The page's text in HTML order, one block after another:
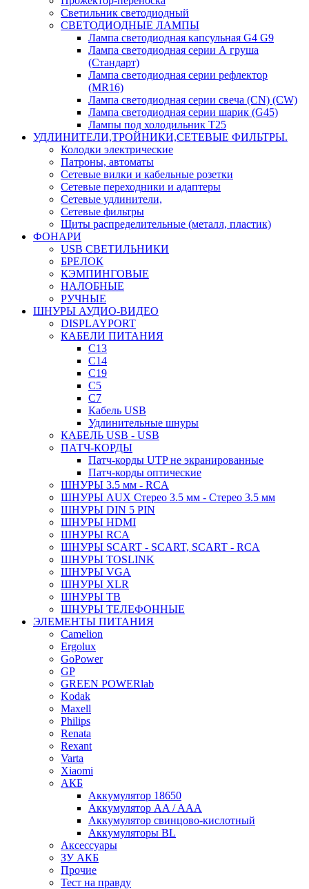
Светильник светодиодный
СВЕТОДИОДНЫЕ ЛАМПЫ
Лампа светодиодная капсульная G4 G9
Лампа светодиодная серии А груша
(Стандарт)
Лампа светодиодная серии рефлектор
(MR16)
Лампа светодиодная серии свеча (CN) (CW)
Лампа светодиодная серии шарик (G45)
Лампы под холодильник T25
УДЛИНИТЕЛИ,ТРОЙНИКИ,СЕТЕВЫЕ ФИЛЬТРЫ.
Колодки электрические
Патроны, автоматы
Сетевые вилки и кабельные розетки
Сетевые переходники и адаптеры
Сетевые удлинители,
Сетевые фильтры
Щиты распределительные (металл, пластик)
ФОНАРИ
USB СВЕТИЛЬНИКИ
БРЕЛОК
КЭМПИНГОВЫЕ
НАЛОБНЫЕ
РУЧНЫЕ
ШНУРЫ АУДИО-ВИДЕО
DISPLAYPORT
КАБЕЛИ ПИТАНИЯ
C13
C14
C19
C5
C7
Кабель USB
Удлинительные шнуры
КАБЕЛЬ USB - USB
ПАТЧ-КОРДЫ
Патч-корды UTP не экранированные
Патч-корды оптические
ШНУРЫ 3.5 мм - RCA
ШНУРЫ AUX Стерео 3.5 мм - Стерео 3.5 мм
ШНУРЫ DIN 5 PIN
ШНУРЫ HDMI
ШНУРЫ RCA
ШНУРЫ SCART - SCART, SCART - RCA
ШНУРЫ TOSLINK
ШНУРЫ VGA
ШНУРЫ XLR
ШНУРЫ ТВ
ШНУРЫ ТЕЛЕФОННЫЕ
ЭЛЕМЕНТЫ ПИТАНИЯ
Camelion
Ergolux
GoPower
GP
GREEN POWERlab
Kodak
Maxell
Philips
Renata
Rexant
Varta
Xiaomi
АКБ
Аккумулятор 18650
Аккумулятор AA / AAA
Аккумулятор свинцово-кислотный
Аккумуляторы BL
Аксессуары
ЗУ АКБ
Прочие
Тест на правду